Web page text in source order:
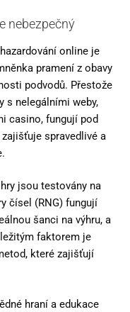
nebezpečný
online je
pramení z obavy
podvodů. Přestože
s nelegálními weby,
casino, fungují pod
spravedlivé a
jsou testovány na
čísel (RNG) fungují
šanci na výhru, a
faktorem je
které zajišťují
hraní a edukace